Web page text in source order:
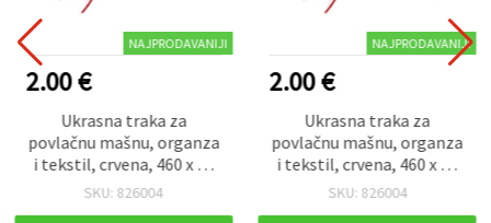
NAJPRODAVANIJI
2.00 €
Ukrasna traka za
povlačnu mašnu, organza
i tekstil, crvena, 460 x 29
mm - 10 kom
SKU: 826004
NAJPRODAVANIJI
2.00 €
Ukrasna traka za
povlačnu mašnu, organza
i tekstil, crvena, 460 x 29
mm - 10 kom
SKU: 826004